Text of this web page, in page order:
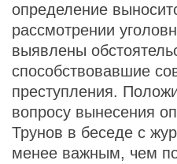
определение
рассмотрении
выявлены
способствовавшие
преступления.
вопросу вынесения
Трунов в беседе с
менее важным, чем